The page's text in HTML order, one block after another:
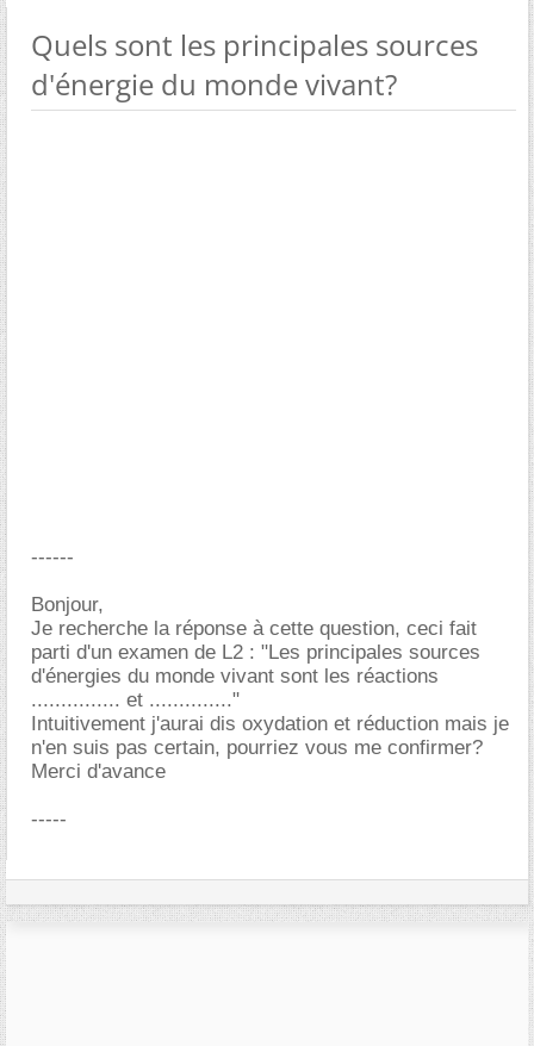
Quels sont les principales sources
d'énergie du monde vivant?
------
Bonjour,
Je recherche la réponse à cette question, ceci fait
parti d'un examen de L2 : "Les principales sources
d'énergies du monde vivant sont les réactions
............... et .............."
Intuitivement j'aurai dis oxydation et réduction mais je
n'en suis pas certain, pourriez vous me confirmer?
Merci d'avance
-----